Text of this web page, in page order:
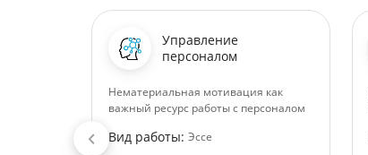
Управление
персоналом
Нематериальная мотивация как
важный ресурс работы с персоналом
Вид работы: Эссе